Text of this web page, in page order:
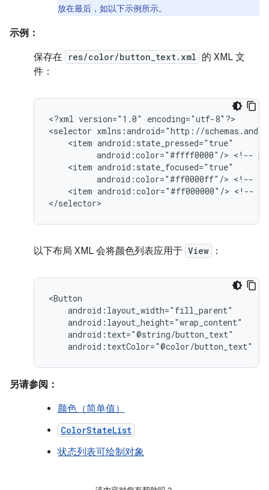
放在最后，如以下示例所示。
示例：
保存在 res/color/button_text.xml 的 XML 文
件：
<?xml version="1.0"
encoding="utf-8"?>
<selector
<item
android:color="#ffff0000"/> <!--
<item
android:color="#ff0000ff"/> <!--
<item android:color="#ff000000"/> <!--
</selector>
以下布局 XML 会将颜色列表应用于 View ：
android:textColor="@color/button_text"
另请参阅：
颜色（简单值）
ColorStateList
状态列表可绘制对象